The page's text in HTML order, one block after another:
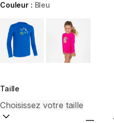
Couleur : Bleu
Choose a variant
Taille